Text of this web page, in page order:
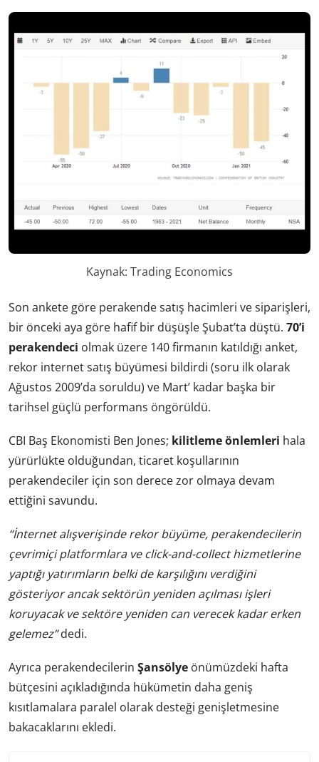
Kaynak: Trading Economics
Son ankete göre perakende satış hacimleri ve siparişleri,
bir önceki aya göre hafif bir düşüşle Şubat’ta düştü. 70’i
perakendeci olmak üzere 140 firmanın katıldığı anket,
rekor internet satış büyümesi bildirdi (soru ilk olarak
Ağustos 2009’da soruldu) ve Mart’ kadar başka bir
tarihsel güçlü performans öngörüldü.
CBI Baş Ekonomisti Ben Jones; kilitleme önlemleri hala
yürürlükte olduğundan, ticaret koşullarının
perakendeciler için son derece zor olmaya devam
ettiğini savundu.
“İnternet alışverişinde rekor büyüme, perakendecilerin
çevrimiçi platformlara ve click-and-collect hizmetlerine
yaptığı yatırımların belki de karşılığını verdiğini
gösteriyor ancak sektörün yeniden açılması işleri
koruyacak ve sektöre yeniden can verecek kadar erken
gelemez”dedi.
Ayrıca perakendecilerin Şansölye önümüzdeki hafta
bütçesini açıkladığında hükümetin daha geniş
kısıtlamalara paralel olarak desteği genişletmesine
bakacaklarını ekledi.